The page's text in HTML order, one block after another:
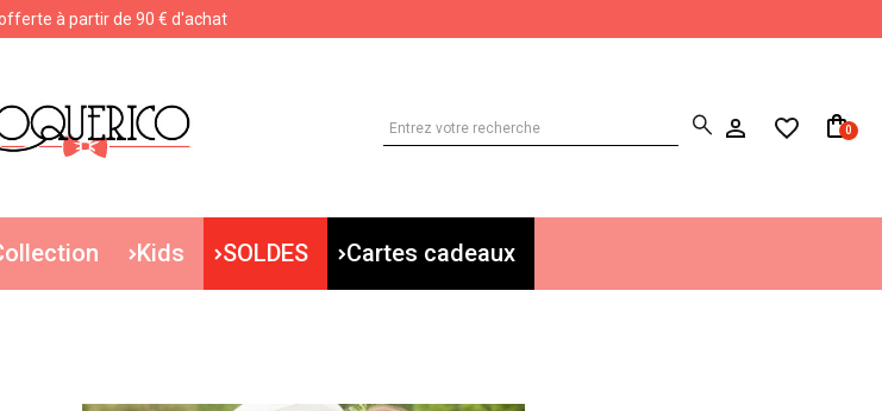
offerte à partir de 90 € d'achat
0
Kids SOLDES Cartes cadeaux